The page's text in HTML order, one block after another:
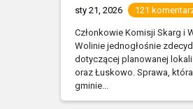
sty 21, 2026 121
Członkowie Komisji Skarg i
Wolinie jednogłośnie
dotyczącej planowanej
oraz Łuskowo. Sprawa,
gminie...